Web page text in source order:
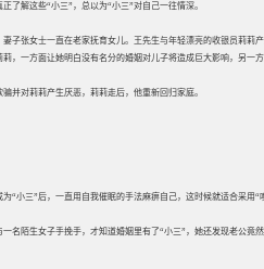
了解这些“小三”，总以为“小三”对自己一往情深。
子张女士一直在老家抚育女儿。王先生与年轻漂亮的收银员莉
，一方面让她明白没有名分的婚姻对儿子将造成巨大影响，另一
并对莉莉产生厌恶，莉莉走后，他重新回归家庭。
“小三”后，一直用自我催眠的手法麻痹自己，这时候就适合采用“
名陌生女子手挽手，才知道婚姻里有了“小三”，她还发现老公